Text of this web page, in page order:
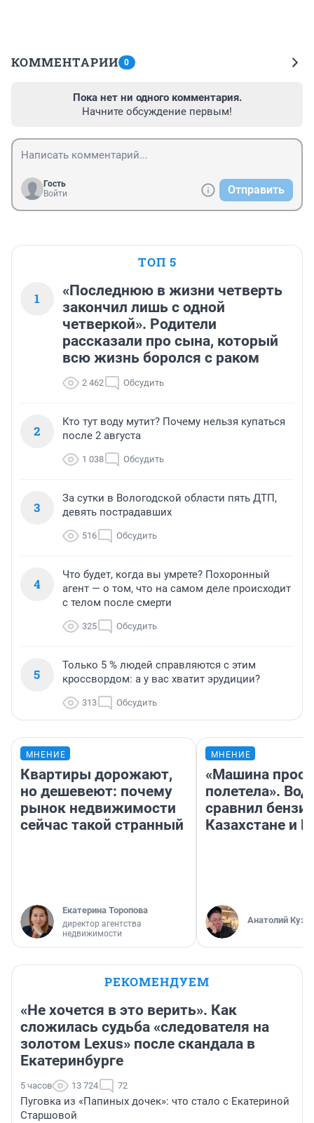
КОММЕНТАРИИ 0
Пока нет ни одного комментария.
Начните обсуждение первым!
Гость
Войти
Отправить
ТОП 5
1
«Последнюю в жизни четверть
закончил лишь с одной
четверкой». Родители
рассказали про сына, который
всю жизнь боролся с раком
2 462 Обсудить
2
Кто тут воду мутит? Почему нельзя купаться
после 2 августа
1 038 Обсудить
3
За сутки в Вологодской области пять ДТП,
девять пострадавших
516 Обсудить
4
Что будет, когда вы умрете? Похоронный
агент — о том, что на самом деле происходит
с телом после смерти
325 Обсудить
5
Только 5 % людей справляются с этим
кроссвордом: а у вас хватит эрудиции?
313 Обсудить
МНЕНИЕ
Квартиры дорожают,
но дешевеют: почему
рынок недвижимости
сейчас такой странный
Екатерина Торопова
директор агентства
недвижимости
МНЕНИЕ
«Машина
полетела».
сравнил
Казахстане и
Анатолий
РЕКОМЕНДУЕМ
«Не хочется в это верить». Как
сложилась судьба «следователя на
золотом Lexus» после скандала в
Екатеринбурге
5 часов 13 724 72
Пуговка из «Папиных дочек»: что стало с Екатериной
Старшовой